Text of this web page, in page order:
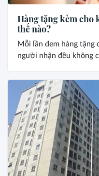
Hàng tặng kèm cho
thế nào?
Mỗi lần đem hàng tặng
người nhận đều không